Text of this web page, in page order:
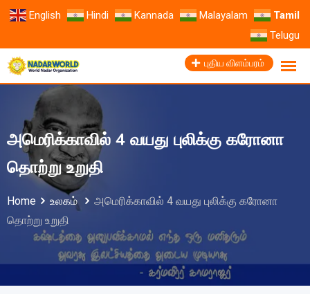
English Hindi Kannada Malayalam
Tamil
Telugu
புதிய விளம்பரம்
அமெரிக்காவில் 4 வயது புலிக்கு கரோனா
தொற்று உறுதி
Home உலகம்
அமெரிக்காவில் 4 வயது புலிக்கு கரோனா
தொற்று உறுதி